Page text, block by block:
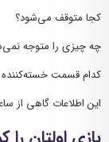
کجا متوقف می‌شود؟
چه چیزی را متوجه
کدام قسمت
این اطلاعات گاهی از